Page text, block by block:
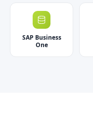
SAP Business
One